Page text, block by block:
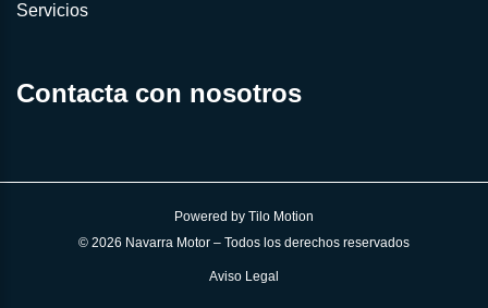
Servicios
Contacta con nosotros
Powered by Tilo Motion
© 2026 Navarra Motor – Todos los derechos reservados
Aviso Legal